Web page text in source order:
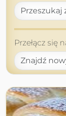
Przełącz się